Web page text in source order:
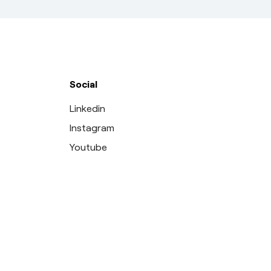
Social
Linkedin
Instagram
Youtube